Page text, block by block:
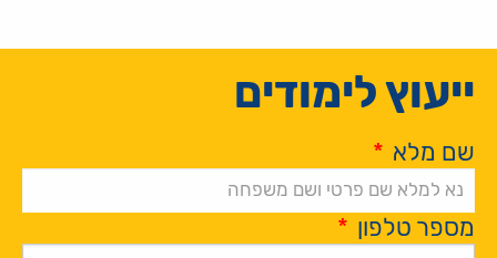
ייעוץ לימודים
שם מלא *
מספר טלפון *